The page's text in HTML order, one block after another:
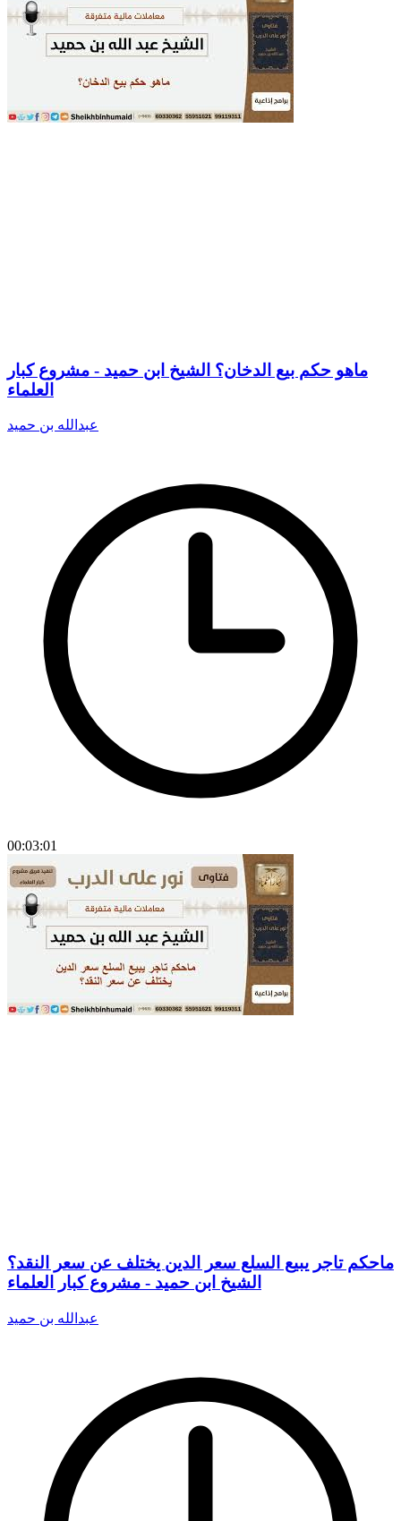
ماهو حكم بيع الدخان؟ الشيخ ابن حميد - مشروع كبار
العلماء
عبدالله بن حميد
00:03:01
ماحكم تاجر يبيع السلع سعر الدين يختلف عن سعر النقد؟
الشيخ ابن حميد - مشروع كبار العلماء
عبدالله بن حميد